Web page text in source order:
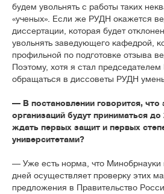
будем увольнять с работы таких
«ученых». Если же РУДН окажется
диссертации, которая будет
увольнять заведующего кафедрой,
профильной по подготовке отзыва
Поэтому, хотя я стал
обращаться в диссоветы РУДН
— В постановлении говорится, что
организаций будут приниматься
ждать первых защит и первых
университетами?
— Уже есть норма, что Минобрнауки
дней осуществляет проверку этих
предложения в Правительство